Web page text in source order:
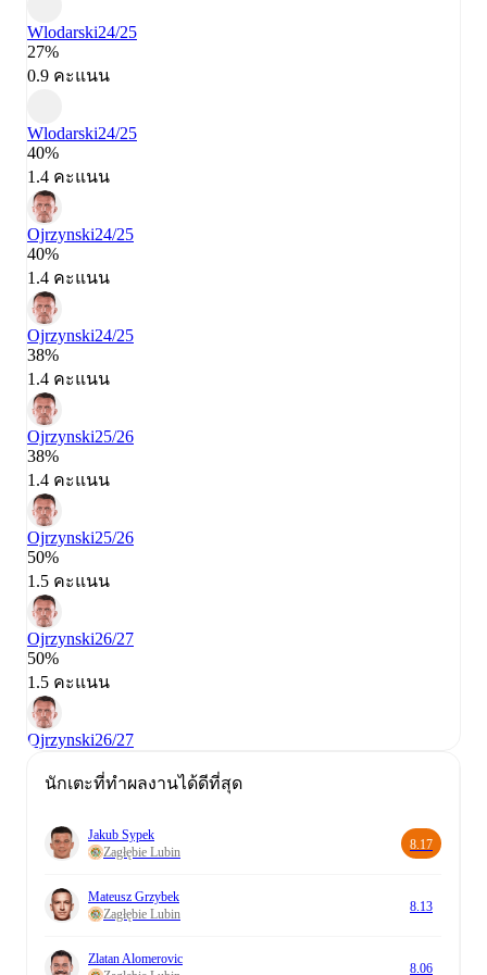
Wlodarski24/25
27%
0.9 คะแนน
Wlodarski24/25
40%
1.4 คะแนน
Ojrzynski24/25
40%
1.4 คะแนน
Ojrzynski24/25
38%
1.4 คะแนน
Ojrzynski25/26
38%
1.4 คะแนน
Ojrzynski25/26
50%
1.5 คะแนน
Ojrzynski26/27
50%
1.5 คะแนน
Ojrzynski26/27
นักเตะที่ทำผลงานได้ดีที่สุด
Jakub Sypek
Zagłębie Lubin
8.17
Mateusz Grzybek
Zagłębie Lubin
8.13
Zlatan Alomerovic
8.06